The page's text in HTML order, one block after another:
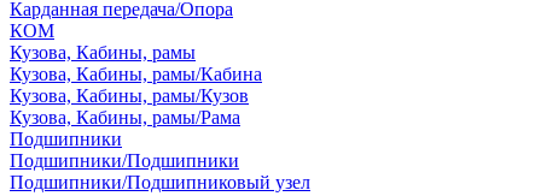
Карданная передача/Опора
КОМ
Кузова, Кабины, рамы
Кузова, Кабины, рамы/Кабина
Кузова, Кабины, рамы/Кузов
Кузова, Кабины, рамы/Рама
Подшипники
Подшипники/Подшипники
Подшипники/Подшипниковый узел